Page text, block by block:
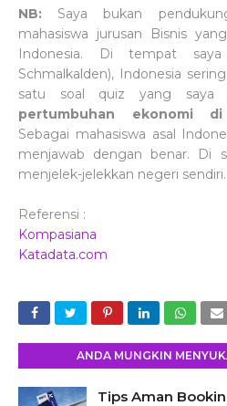
NB: Saya bukan
mahasiswa jurusan Bisnis
Indonesia. Di tempat
Schmalkalden), Indonesia
satu soal quiz yang saya
pertumbuhan ekonomi
Sebagai mahasiswa asal
menjawab dengan benar. Di
menjelek-jelekkan negeri sendiri.
Referensi :
Kompasiana
Katadata.com
ANDA MUNGKIN
Tips Aman